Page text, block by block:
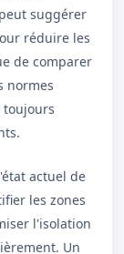
suggérer
réduire les
de comparer
normes
toujours
actuel de
les zones
l'isolation
Un